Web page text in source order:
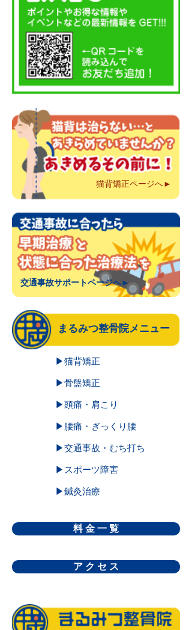
猫背矯正ページへ►
交通事故サポートページへ►
まるみつ整骨院メニュー
▶猫背矯正
▶骨盤矯正
▶頭痛・肩こり
▶腰痛・ぎっくり腰
▶交通事故・むち打ち
▶スポーツ障害
▶鍼灸治療
料 金 一 覧
ア ク セ ス